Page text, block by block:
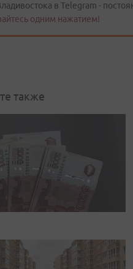
в Telegram -
одним нажатием!
также